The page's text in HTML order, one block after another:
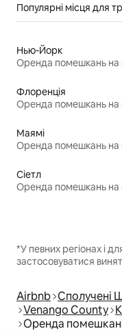
Популярні місця для
Нью-Йорк
Флоренція
Маямі
Сіетл
*У певних регіонах і
застосовуватися
Airbnb Сполучені
Venango County
Оренда